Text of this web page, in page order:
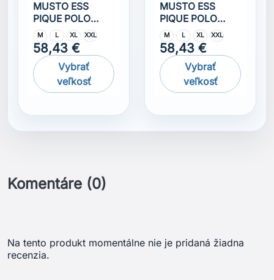
MUSTO ESS
PIQUE POLO
červená
M L XL XXL
58,43 €
Vybrať
veľkosť
MUSTO ESS
PIQUE POLO
čierna
M L XL XXL
58,43 €
Vybrať
veľkosť
Komentáre (0)
Na tento produkt momentálne nie je pridaná žiadna
recenzia.